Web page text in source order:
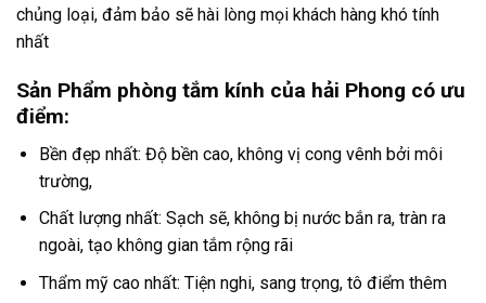
chủng loại, đảm bảo sẽ hài lòng mọi khách hàng khó tính
nhất
Sản Phẩm phòng tắm kính của hải Phong có ưu
điểm:
Bền đẹp nhất: Độ bền cao, không vị cong vênh bởi môi
trường,
Chất lượng nhất: Sạch sẽ, không bị nước bắn ra, tràn ra
ngoài, tạo không gian tắm rộng rãi
Thẩm mỹ cao nhất: Tiện nghi, sang trọng, tô điểm thêm